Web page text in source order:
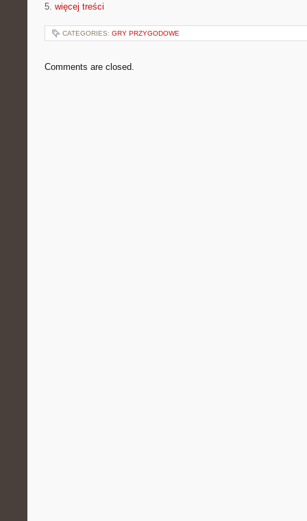
5. więcej treści
CATEGORIES: GRY PRZYGODOWE
Comments are closed.